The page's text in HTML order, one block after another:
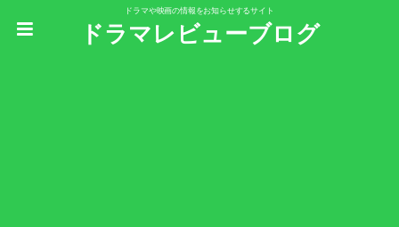
ドラマや映画の情報をお知らせするサイト
ドラマレビューブログ